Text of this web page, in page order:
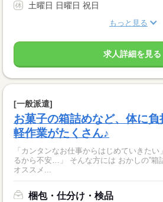
土曜日 日曜日 祝日
もっと見る
求人詳細を見る
[一般派遣]
お菓子の箱詰めなど、体に
軽作業がたくさん♪
「カンタンなお仕事からはじめていきた
るから不安…」 そんな方には おかしの”箱詰め”や”仕分け”のお仕事が
オススメ...
梱包・仕分け・検品